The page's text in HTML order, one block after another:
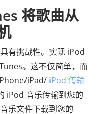
将歌曲从
有挑战性。实现 iPod
。这不仅简单，而
iPad/ iPod 传输
iPod 音乐传输到您的
乐文件下载到您的